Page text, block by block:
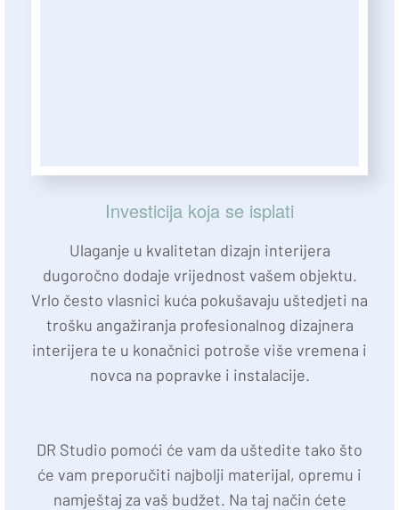
Investicija koja se isplati
Ulaganje u kvalitetan dizajn interijera
dugoročno dodaje vrijednost vašem objektu.
Vrlo često vlasnici kuća pokušavaju uštedjeti na
trošku angažiranja profesionalnog dizajnera
interijera te u konačnici potroše više vremena i
novca na popravke i instalacije.
DR Studio pomoći će vam da uštedite tako što
će vam preporučiti najbolji materijal, opremu i
namještaj za vaš budžet. Na taj način ćete